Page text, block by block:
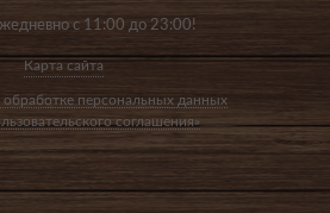
с 11:00 до 23:00!
Карта сайта
персональных данных
соглашения»